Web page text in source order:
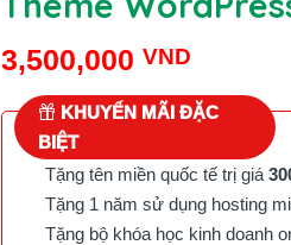
3,500,000 VND
KHUYẾN MÃI ĐẶC
BIỆT
Tặng tên miền quốc tế trị giá
Tặng 1 năm sử dụng hosting
Tặng bộ khóa học kinh doanh